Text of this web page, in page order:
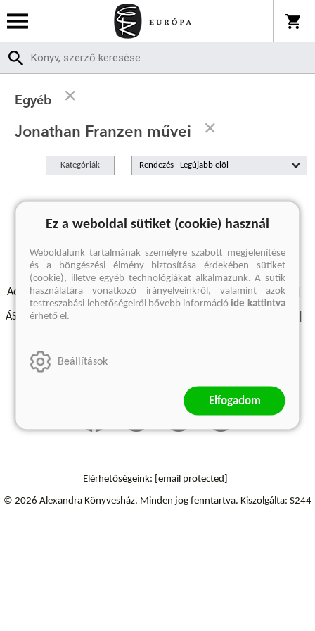
Egyéb
Jonathan Franzen művei
Kategóriák Rendezés
A keresett kifejezésre nincs találat
Adatvédelmi szabályzatok Elállási felmondási nyilatkozat
ÁSZF - Vásárlási feltételek
Szállítási információk
Elérhetőségeink: [email protected]
© 2026 Alexandra Könyvesház. Minden jog fenntartva. Kiszolgálta: S244
Ez a weboldal sütiket (cookie) használ
Weboldalunk tartalmának személyre szabott megjelenítése
és a böngészési élmény biztosítása érdekében sütiket
(cookie), illetve egyéb technológiákat alkalmazunk. A sütik
használatára vonatkozó irányelveinkről, valamint azok
testreszabási lehetőségeiről bővebb információide kattintva
érhető el.
Beállítások
Elfogadom